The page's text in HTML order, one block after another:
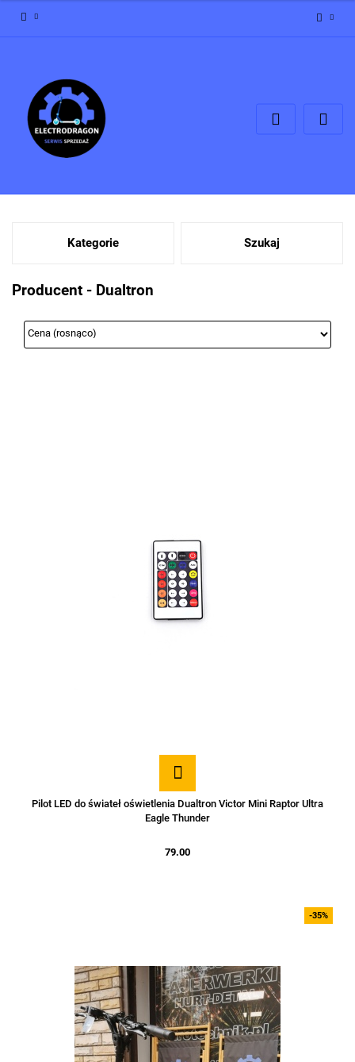
Zgody cookies
Kategorie Szukaj
Producent - Dualtron
Pilot LED do świateł oświetlenia Dualtron Victor Mini Raptor Ultra
Eagle Thunder
79.00
-35%